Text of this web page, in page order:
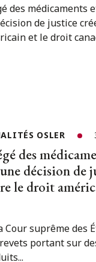
OSLER
des
décision de
le droit
Cour suprême des
portant sur